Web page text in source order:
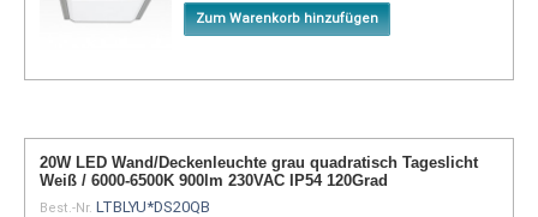
Zum Warenkorb hinzufügen
20W LED Wand/Deckenleuchte grau quadratisch Tageslicht
Weiß / 6000-6500K 900lm 230VAC IP54 120Grad
Best.-Nr. LTBLYU*DS20QB